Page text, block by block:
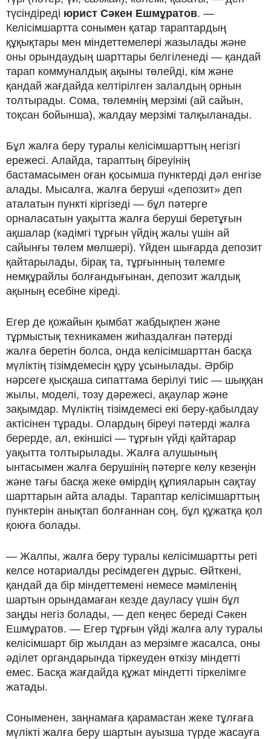
түсіндіреді юрист Сәкен Ешмұратов. —
Келісімшартта сонымен қатар тараптардың
құқықтары мен міндеттемелері жазылады және
оны орындаудың шарттары белгіленеді — қандай
тарап коммуналдық ақыны төлейді, кім және
қандай жағдайда келтірілген залалдың орнын
толтырады. Сома, төлемнің мерзімі (ай сайын,
тоқсан бойынша), жалдау мерзімі талқыланады.
Бұл жалға беру туралы келісімшарттың негізгі
ережесі. Алайда, тараптың біреуінің
бастамасымен оған қосымша пунктерді дәл енгізе
алады. Мысалға, жалға беруші «депозит» деп
аталатын пункті кіргізеді — бұл пәтерге
орналасатын уақытта жалға беруші беретұғын
ақшалар (кәдімгі тұрғын үйдің жалы үшін ай
сайынғы төлем мөлшері). Үйден шығарда депозит
қайтарылады, бірақ та, тұрғынның төлемге
немқұрайлы болғандығынан, депозит жалдық
ақының есебіне кіреді.
Егер де қожайын қымбат жабдықпен және
тұрмыстық техникамен жиһаздалған пәтерді
жалға беретін болса, онда келісімшарттан басқа
мүліктің тізімдемесін құру ұсынылады. Әрбір
нәрсеге қысқаша сипаттама берілуі тиіс — шыққан
жылы, моделі, тозу дәрежесі, ақаулар және
зақымдар. Мүліктің тізімдемесі екі беру-қабылдау
актісінен тұрады. Олардың біреуі пәтерді жалға
берерде, ал, екіншісі — тұрғын үйді қайтарар
уақытта толтырылады. Жалға алушының
ынтасымен жалға берушінің пәтерге келу кезеңін
және тағы басқа жеке өмірдің құпияларын сақтау
шарттарын айта алады. Тараптар келісімшарттың
пунктерін анықтап болғаннан соң, бұл құжатқа қол
қоюға болады.
— Жалпы, жалға беру туралы келісімшартты реті
келсе нотариалды ресімдеген дұрыс. Өйткені,
қандай да бір міндеттемені немесе мәміленің
шартын орындамаған кезде дауласу үшін бұл
заңды негіз болады, — деп кеңес береді Сәкен
Ешмұратов. — Егер тұрғын үйді жалға алу туралы
келісімшарт бір жылдан аз мерзімге жасалса, оны
әділет органдарында тіркеуден өткізу міндетті
емес. Басқа жағдайда құжат міндетті тіркелімге
жатады.
Соныменен, заңнамаға қарамастан жеке тұлғаға
мүлікті жалға беру шартын ауызша түрде жасауға